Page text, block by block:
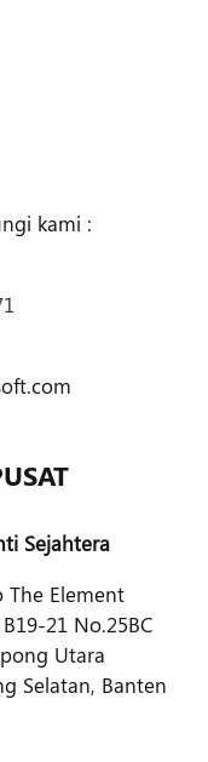
kami :
Sejahtera
The Element
21 No.25BC
Utara
Selatan, Banten